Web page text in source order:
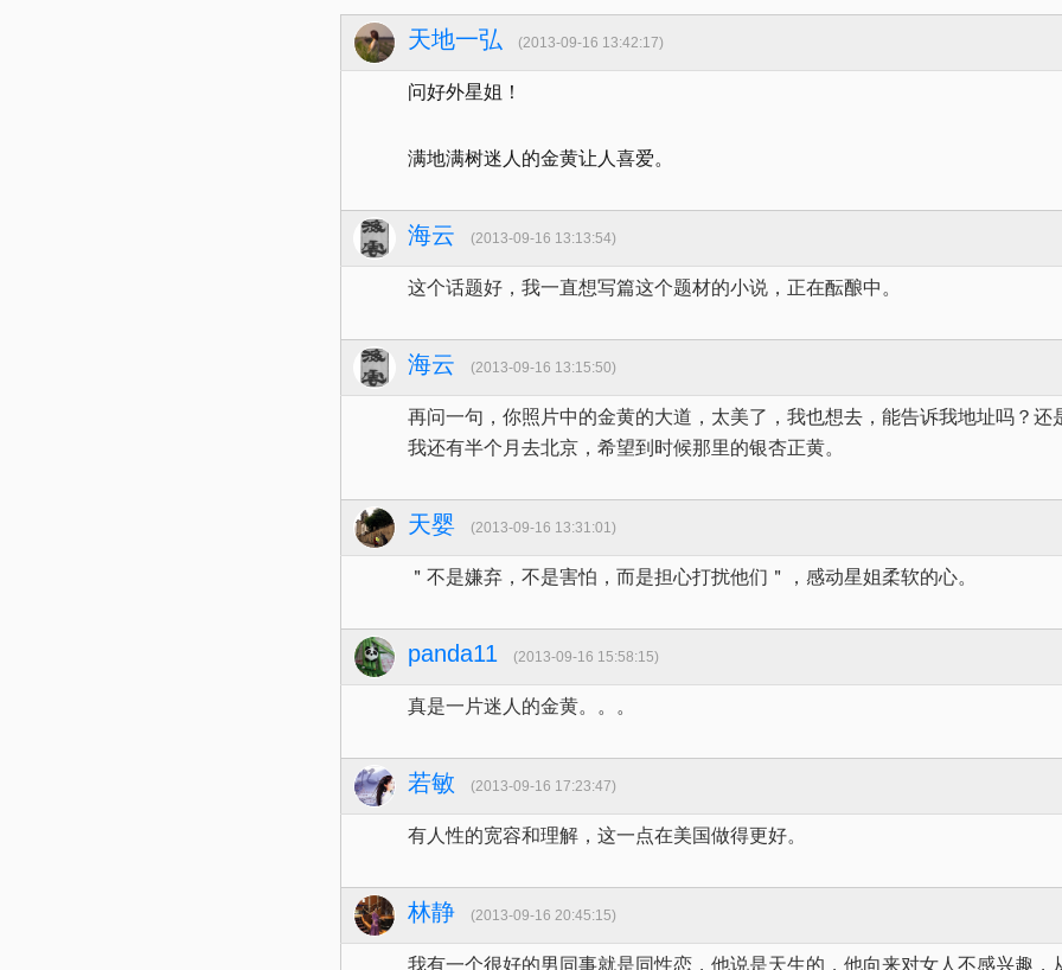
天地一弘 (2013-09-16 13:42:17)
问好外星姐！
满地满树迷人的金黄让人喜爱。
海云 (2013-09-16 13:13:54)
这个话题好，我一直想写篇这个题材的小说，正在酝酿中。
海云 (2013-09-16 13:15:50)
再问一句，你照片中的金黄的大道，太美了，我也想去，能告诉我地址吗？还
我还有半个月去北京，希望到时候那里的银杏正黄。
天婴 (2013-09-16 13:31:01)
＂不是嫌弃，不是害怕，而是担心打扰他们＂，感动星姐柔软的心。
panda11 (2013-09-16 15:58:15)
真是一片迷人的金黄。。。
若敏 (2013-09-16 17:23:47)
有人性的宽容和理解，这一点在美国做得更好。
林静 (2013-09-16 20:45:15)
我有一个很好的男同事就是同性恋，他说是天生的，他向来对女人不感兴趣，